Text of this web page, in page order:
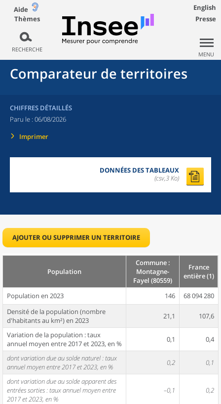
Aide
Thèmes
RECHERCHE
English
Presse
MENU
Comparateur de territoires
CHIFFRES DÉTAILLÉS
Paru le : 06/08/2026
Imprimer
DONNÉES DES TABLEAUX
(csv,3 Ko)
AJOUTER OU SUPPRIMER UN TERRITOIRE
Population
Commune :
Montagne-
Fayel (80559)
France
entière (1)
Population en 2023 146
68 094 280
Densité de la population (nombre
d'habitants au km²) en 2023
21,1 107,6
Variation de la population : taux
annuel moyen entre 2017 et 2023, en %
0,1 0,4
dont variation due au solde naturel : taux
annuel moyen entre 2017 et 2023, en %
0,2 0,1
dont variation due au solde apparent des
entrées sorties : taux annuel moyen entre
2017 et 2023, en %
–0,1 0,2